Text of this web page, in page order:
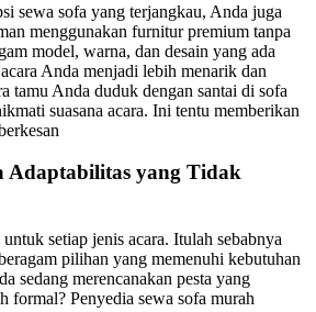
sewa sofa yang terjangkau, Anda juga
menggunakan furnitur premium tanpa
model, warna, dan desain yang ada
Anda menjadi lebih menarik dan
tamu Anda duduk dengan santai di sofa
suasana acara. Ini tentu memberikan
Adaptabilitas yang Tidak
setiap jenis acara. Itulah sebabnya
pilihan yang memenuhi kebutuhan
sedang merencanakan pesta yang
formal? Penyedia sewa sofa murah